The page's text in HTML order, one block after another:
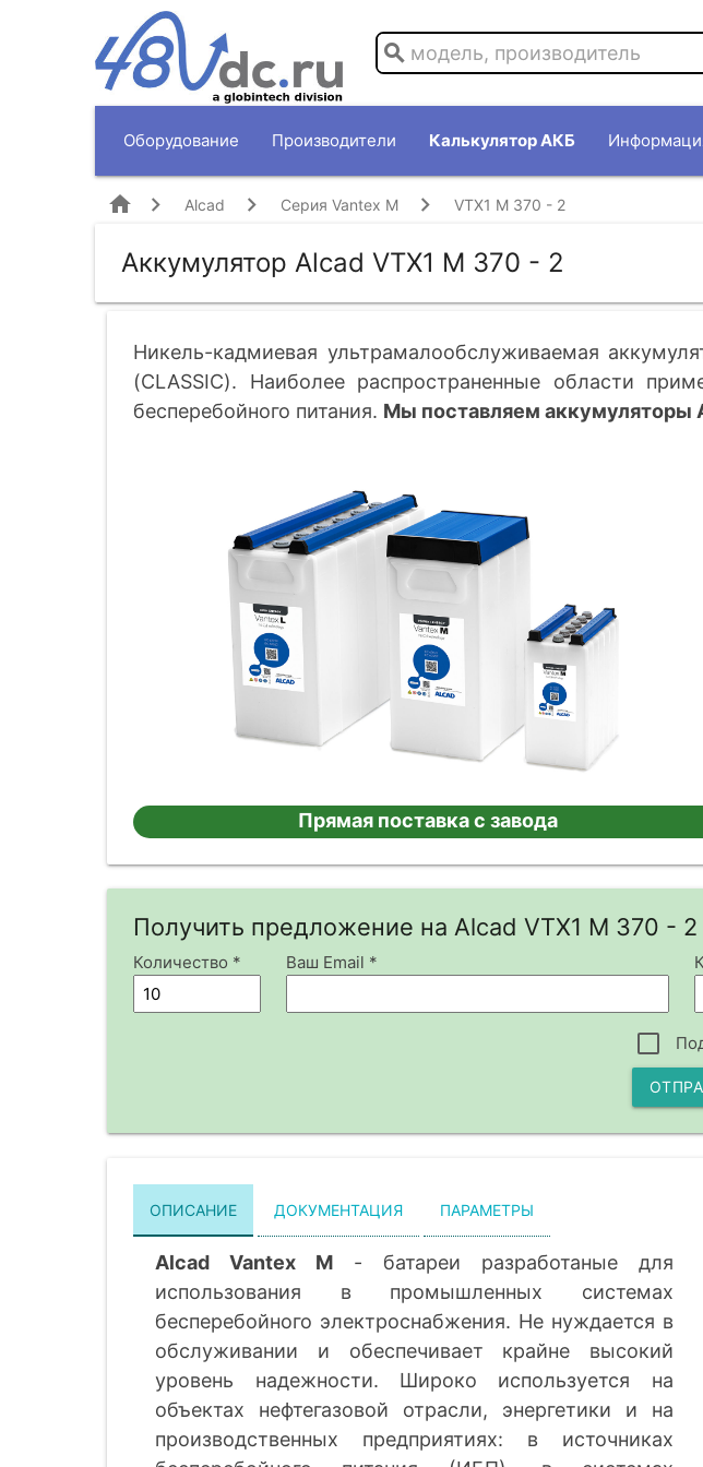
search
Оборудование Производители Калькулятор АКБ
home Alcad Серия Vantex M VTX1 M 370 - 2
Аккумулятор Alcad VTX1 M 370 - 2
Никель-кадмиевая ультрамалообслуживаемая
(CLASSIC). Наиболее распространенные области
бесперебойного питания. Мы поставляем аккумуляторы
Прямая поставка с завода
Получить предложение на Alcad VTX1 M 370 - 2
Количество * Ваш Email *
ОПИСАНИЕ ДОКУМЕНТАЦИЯ ПАРАМЕТРЫ
Alcad Vantex M - батареи разработаные для
использования в промышленных системах
бесперебойного электроснабжения. Не нуждается в
обслуживании и обеспечивает крайне высокий
уровень надежности. Широко используется на
объектах нефтегазовой отрасли, энергетики и на
производственных предприятиях: в источниках